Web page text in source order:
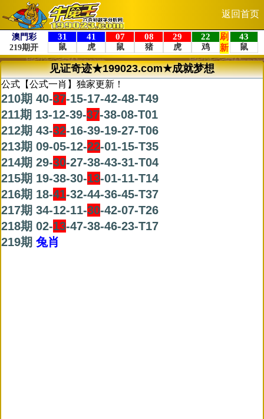
返回首页
见证奇迹★199023.com★成就梦想
公式【公式一肖】独家更新！
210期 40-37-15-17-42-48-T49
211期 13-12-39-37-38-08-T01
212期 43-32-16-39-19-27-T06
213期 09-05-12-22-01-15-T35
214期 29-30-27-38-43-31-T04
215期 19-38-30-13-01-11-T14
216期 18-41-32-44-36-45-T37
217期 34-12-11-30-42-07-T26
218期 02-13-47-38-46-23-T17
219期 兔肖